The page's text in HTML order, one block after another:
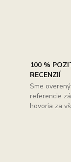
100 %
RECENZIÍ
Sme
referencie
hovoria za